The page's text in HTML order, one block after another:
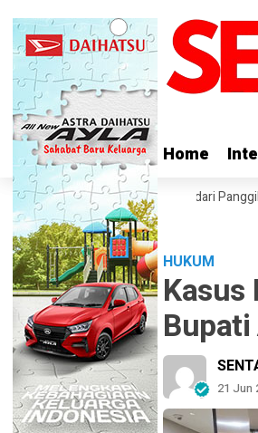
Home
Home
Wibowo Mangkir dari Panggilan
HUKUM
Kasus
21 Jun